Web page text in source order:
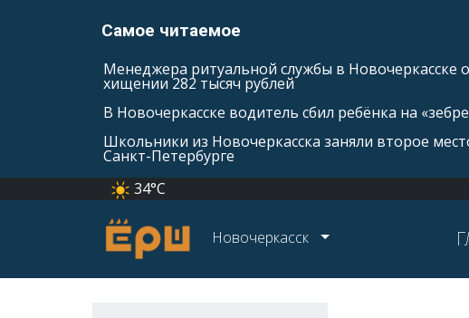
Самое читаемое
Менеджера ритуальной службы в Новочеркасске
хищении 282 тысяч рублей
В Новочеркасске водитель сбил ребёнка на
Школьники из Новочеркасска заняли второе
Санкт-Петербурге
34°C
Новочеркасск